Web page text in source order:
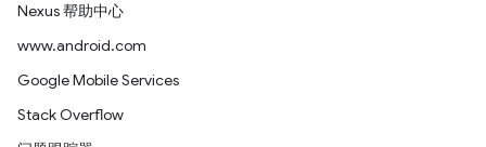
Nexus 帮助中心
www.android.com
Google Mobile Services
Stack Overflow